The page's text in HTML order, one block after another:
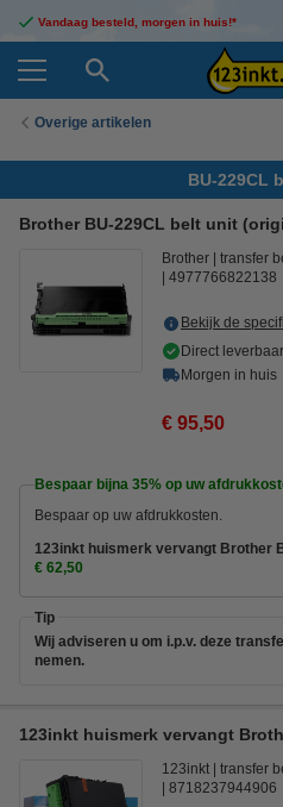
Vandaag besteld, morgen in huis!*
Overige artikelen
BU-229CL
Brother BU-229CL belt unit
Brother transfer
4977766822138
Bekijk de
Direct leverbaar
Morgen in huis
€ 95,50
Bespaar bijna 35% op uw
Bespaar op uw afdrukkosten.
123inkt huismerk vervangt Brother
€ 62,50
Tip
Wij adviseren u om i.p.v. deze
nemen.
123inkt huismerk vervangt
123inkt transfer
8718237944906